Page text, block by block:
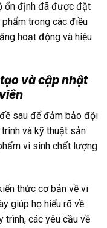
ổn định đã được đặt
trong các điều
hoạt động và hiệu
và cập nhật
sau để đảm bảo đội
và kỹ thuật sản
vi sinh chất lượng
thức cơ bản về vi
giúp họ hiểu rõ về
trình, các yêu cầu về